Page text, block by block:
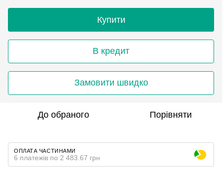
Купити
В кредит
Замовити швидко
До обраного Порівняти
ОПЛАТА ЧАСТИНАМИ
6 платежів по 2 483.67 грн